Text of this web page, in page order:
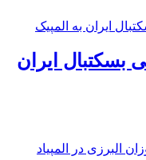
بسکتبال ایران